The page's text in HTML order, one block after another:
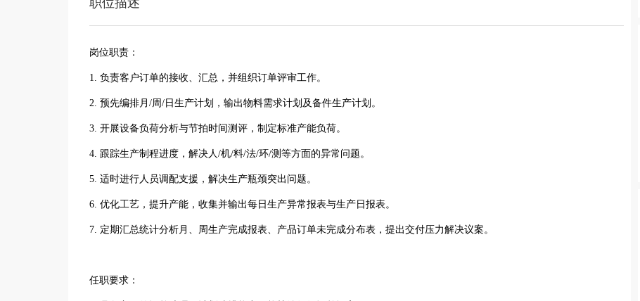
职位描述
岗位职责：
1. 负责客户订单的接收、汇总，并组织订单评审工作。
2. 预先编排月/周/日生产计划，输出物料需求计划及备件生产计划。
3. 开展设备负荷分析与节拍时间测评，制定标准产能负荷。
4. 跟踪生产制程进度，解决人/机/料/法/环/测等方面的异常问题。
5. 适时进行人员调配支援，解决生产瓶颈突出问题。
6. 优化工艺，提升产能，收集并输出每日生产异常报表与生产日报表。
7. 定期汇总统计分析月、周生产完成报表、产品订单未完成分布表，提出交付压力解决议案。
任职要求：